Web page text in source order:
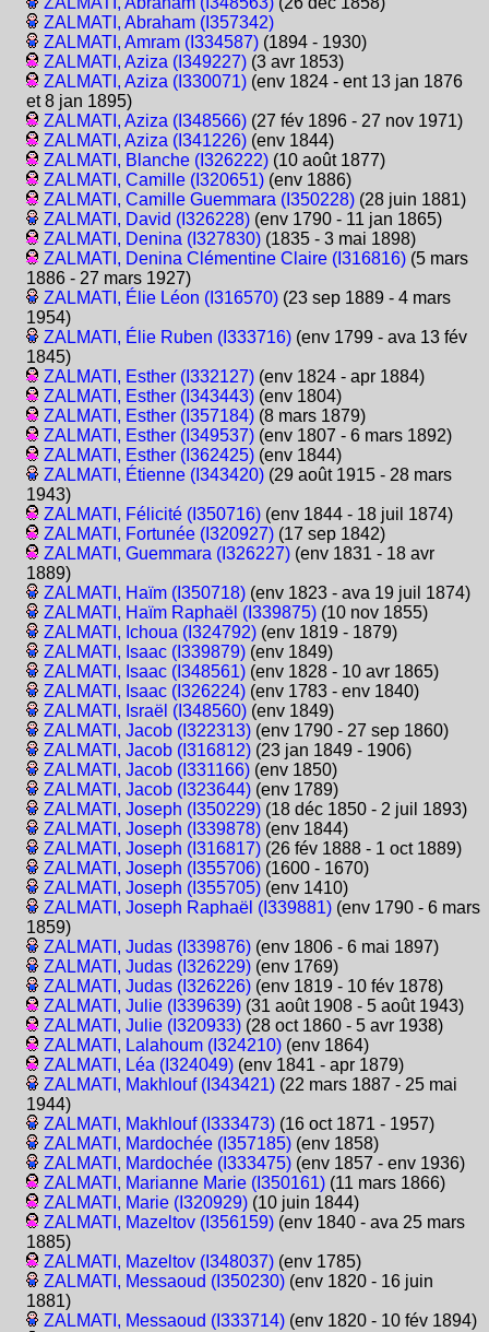
ZALMATI, Abraham (I357342)
ZALMATI, Amram (I334587) (1894 - 1930)
ZALMATI, Aziza (I349227) (3 avr 1853)
ZALMATI, Aziza (I330071) (env 1824 - ent 13 jan 1876
et 8 jan 1895)
ZALMATI, Aziza (I348566) (27 fév 1896 - 27 nov 1971)
ZALMATI, Aziza (I341226) (env 1844)
ZALMATI, Blanche (I326222) (10 août 1877)
ZALMATI, Camille (I320651) (env 1886)
ZALMATI, Camille Guemmara (I350228) (28 juin 1881)
ZALMATI, David (I326228) (env 1790 - 11 jan 1865)
ZALMATI, Denina (I327830) (1835 - 3 mai 1898)
ZALMATI, Denina Clémentine Claire (I316816) (5 mars
1886 - 27 mars 1927)
ZALMATI, Élie Léon (I316570) (23 sep 1889 - 4 mars
1954)
ZALMATI, Élie Ruben (I333716) (env 1799 - ava 13 fév
1845)
ZALMATI, Esther (I332127) (env 1824 - apr 1884)
ZALMATI, Esther (I343443) (env 1804)
ZALMATI, Esther (I357184) (8 mars 1879)
ZALMATI, Esther (I349537) (env 1807 - 6 mars 1892)
ZALMATI, Esther (I362425) (env 1844)
ZALMATI, Étienne (I343420) (29 août 1915 - 28 mars
1943)
ZALMATI, Félicité (I350716) (env 1844 - 18 juil 1874)
ZALMATI, Fortunée (I320927) (17 sep 1842)
ZALMATI, Guemmara (I326227) (env 1831 - 18 avr
1889)
ZALMATI, Haïm (I350718) (env 1823 - ava 19 juil 1874)
ZALMATI, Haïm Raphaël (I339875) (10 nov 1855)
ZALMATI, Ichoua (I324792) (env 1819 - 1879)
ZALMATI, Isaac (I339879) (env 1849)
ZALMATI, Isaac (I348561) (env 1828 - 10 avr 1865)
ZALMATI, Isaac (I326224) (env 1783 - env 1840)
ZALMATI, Israël (I348560) (env 1849)
ZALMATI, Jacob (I322313) (env 1790 - 27 sep 1860)
ZALMATI, Jacob (I316812) (23 jan 1849 - 1906)
ZALMATI, Jacob (I331166) (env 1850)
ZALMATI, Jacob (I323644) (env 1789)
ZALMATI, Joseph (I350229) (18 déc 1850 - 2 juil 1893)
ZALMATI, Joseph (I339878) (env 1844)
ZALMATI, Joseph (I316817) (26 fév 1888 - 1 oct 1889)
ZALMATI, Joseph (I355706) (1600 - 1670)
ZALMATI, Joseph (I355705) (env 1410)
ZALMATI, Joseph Raphaël (I339881) (env 1790 - 6 mars
1859)
ZALMATI, Judas (I339876) (env 1806 - 6 mai 1897)
ZALMATI, Judas (I326229) (env 1769)
ZALMATI, Judas (I326226) (env 1819 - 10 fév 1878)
ZALMATI, Julie (I339639) (31 août 1908 - 5 août 1943)
ZALMATI, Julie (I320933) (28 oct 1860 - 5 avr 1938)
ZALMATI, Lalahoum (I324210) (env 1864)
ZALMATI, Léa (I324049) (env 1841 - apr 1879)
ZALMATI, Makhlouf (I343421) (22 mars 1887 - 25 mai
1944)
ZALMATI, Makhlouf (I333473) (16 oct 1871 - 1957)
ZALMATI, Mardochée (I357185) (env 1858)
ZALMATI, Mardochée (I333475) (env 1857 - env 1936)
ZALMATI, Marianne Marie (I350161) (11 mars 1866)
ZALMATI, Marie (I320929) (10 juin 1844)
ZALMATI, Mazeltov (I356159) (env 1840 - ava 25 mars
1885)
ZALMATI, Mazeltov (I348037) (env 1785)
ZALMATI, Messaoud (I350230) (env 1820 - 16 juin
1881)
ZALMATI, Messaoud (I333714) (env 1820 - 10 fév 1894)